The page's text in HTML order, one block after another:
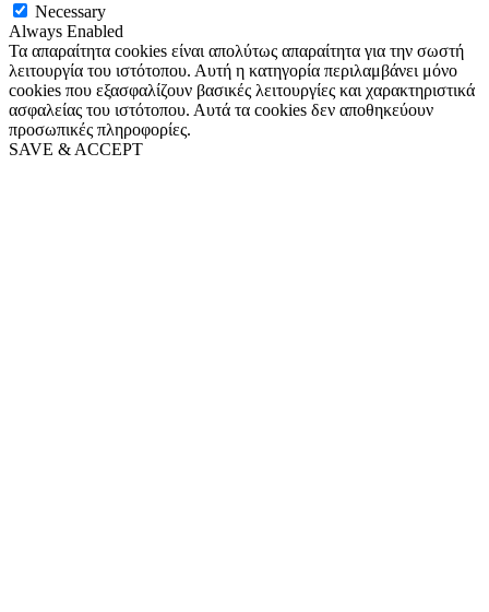
Necessary
Always Enabled
Τα απαραίτητα cookies είναι απολύτως απαραίτητα για την σωστή
λειτουργία του ιστότοπου. Αυτή η κατηγορία περιλαμβάνει μόνο
cookies που εξασφαλίζουν βασικές λειτουργίες και χαρακτηριστικά
ασφαλείας του ιστότοπου. Αυτά τα cookies δεν αποθηκεύουν
προσωπικές πληροφορίες.
SAVE & ACCEPT